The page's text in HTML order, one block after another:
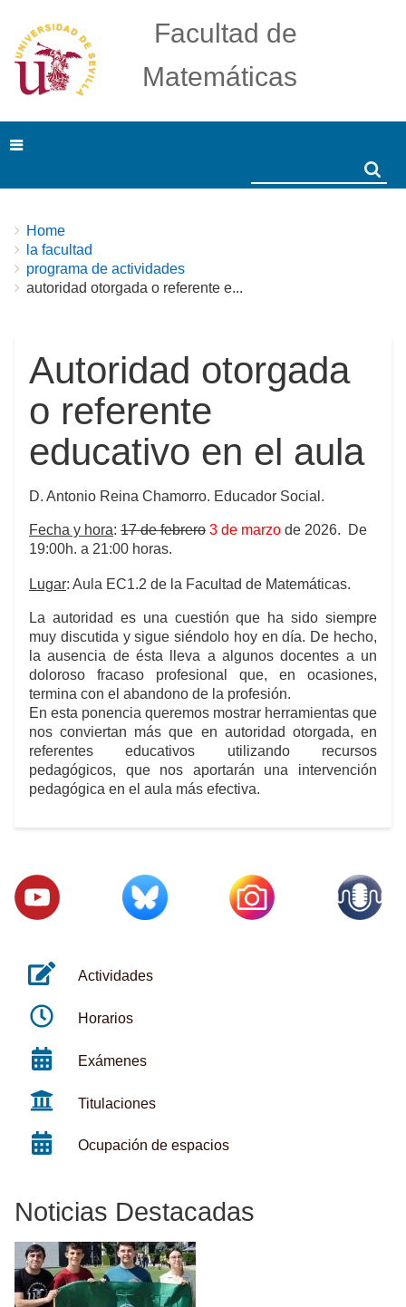
Facultad de
Matemáticas
Breadcrumbs
You
are
here:
Home
la facultad
programa de actividades
autoridad otorgada o referente e...
Autoridad otorgada
o referente
educativo en el aula
D. Antonio Reina Chamorro. Educador Social.
Fecha y hora: 17 de febrero 3 de marzo de 2026. De
19:00h. a 21:00 horas.
Lugar: Aula EC1.2 de la Facultad de Matemáticas.
La autoridad es una cuestión que ha sido siempre
muy discutida y sigue siéndolo hoy en día. De hecho,
la ausencia de ésta lleva a algunos docentes a un
doloroso fracaso profesional que, en ocasiones,
termina con el abandono de la profesión.
En esta ponencia queremos mostrar herramientas que
nos conviertan más que en autoridad otorgada, en
referentes educativos utilizando recursos
pedagógicos, que nos aportarán una intervención
pedagógica en el aula más efectiva.
Actividades
Horarios
Exámenes
Titulaciones
Ocupación de espacios
Noticias Destacadas